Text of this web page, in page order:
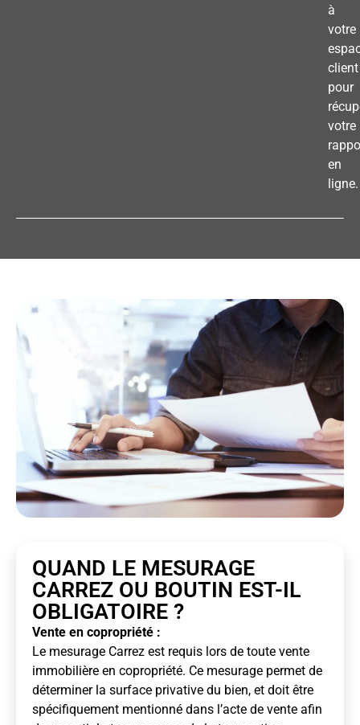
à
votre
client
pour
votre
en
ligne.
QUAND LE MESURAGE
CARREZ OU BOUTIN EST-IL
OBLIGATOIRE ?
Vente en copropriété :
Le mesurage Carrez est requis lors de toute vente
immobilière en copropriété. Ce mesurage permet de
déterminer la surface privative du bien, et doit être
spécifiquement mentionné dans l’acte de vente afin